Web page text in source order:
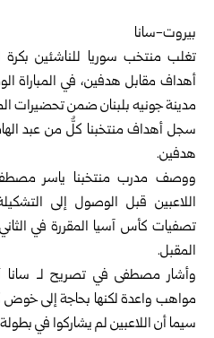
بيروت-سانا
تغلب منتخب سوريا للناشئين بكرة
أهداف مقابل هدفين، في المباراة
مدينة جونيه بلبنان ضمن تحضيرات
سجل أهداف منتخبنا كلٌّ من عبد
هدفين.
ووصف مدرب منتخبنا ياسر مصطفى
اللاعبين قبل الوصول إلى
تصفيات كأس آسيا المقررة في
المقبل.
وأشار مصطفى في تصريح لـ
مواهب واعدة لكنها بحاجة إلى خوض
سيما أن اللاعبين لم يشاركوا في